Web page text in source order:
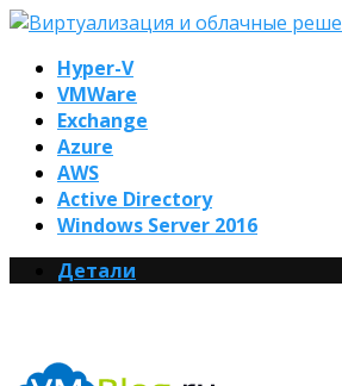
Hyper-V
VMWare
Exchange
Azure
AWS
Active Directory
Windows Server 2016
Детали